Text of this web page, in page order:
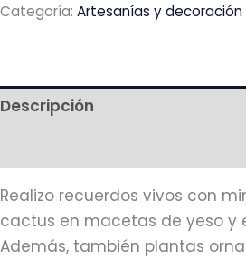
Categoría: Artesanías y decoración
Descripción
Realizo recuerdos vivos con
cactus en macetas de yeso y
Además, también plantas